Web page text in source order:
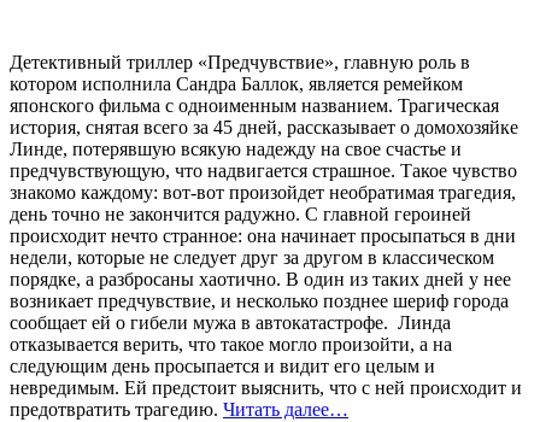
Детективный триллер «Предчувствие», главную роль в
котором исполнила Сандра Баллок, является ремейком
японского фильма с одноименным названием. Трагическая
история, снятая всего за 45 дней, рассказывает о домохозяйке
Линде, потерявшую всякую надежду на свое счастье и
предчувствующую, что надвигается страшное. Такое чувство
знакомо каждому: вот-вот произойдет необратимая трагедия,
день точно не закончится радужно. С главной героиней
происходит нечто странное: она начинает просыпаться в дни
недели, которые не следует друг за другом в классическом
порядке, а разбросаны хаотично. В один из таких дней у нее
возникает предчувствие, и несколько позднее шериф города
сообщает ей о гибели мужа в автокатастрофе. Линда
отказывается верить, что такое могло произойти, а на
следующим день просыпается и видит его целым и
невредимым. Ей предстоит выяснить, что с ней происходит и
предотвратить трагедию. Читать далее…